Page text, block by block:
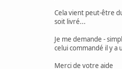
Cela vient peut-être
soit livré...
Je me demande -
celui commandé il y a
Merci de votre aide